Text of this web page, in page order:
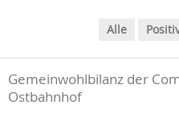
Alle
Gemeinwohlbilanz der
Ostbahnhof